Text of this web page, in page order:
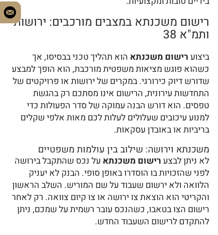
רישום משכנתא במצבים מורכבים: ירושות
ותמ"א 38
ביצוערישום משכנתא הוא תהליך טכני בבסיסו, אך
כשהוא פוגש מציאות משפטית מורכבת, הוא הופך למבצע
שדורש דיוק כירורגי. במקרים של ירושות או פרויקטים של
התחדשות עירונית, הרישום אינו מסתכם רק בהגשת
טפסים. הוא דורש הבנה עמוקה של סדר הפעולות כדי
למנוע עיכובים שעלולים לעלות לכם מאות אלפי שקלים
בריביות או באובדן עסקאות.
משכנתא וירושה: שילוב בין עולמות משפטיים
לא ניתן לבצערישום משכנתא על נכס שהתקבל בירושה
לפני שהזכויות בו הוסדרו באופן סופי. הבנק לא יעניק
הלוואה ולא ירשום שעבוד על שם המוריש. השלב הראשון
והקריטי הוא הוצאת צו ירושה או צו קיום צוואה. רק לאחר
רישום הצו בטאבו, כשהנכס עובר רשמית על שמכם, ניתן
להתקדם לרישום השעבוד החדש.